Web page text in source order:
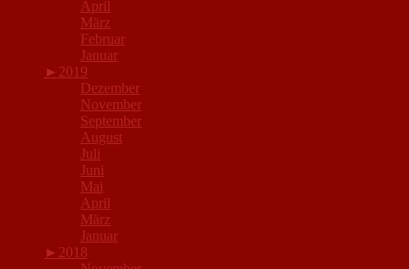
April
März
Februar
Januar
► 2019
Dezember
November
September
August
Juli
Juni
Mai
April
März
Januar
► 2018